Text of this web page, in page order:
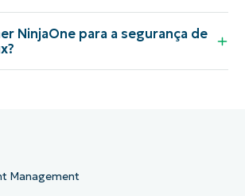
NinjaOne para a segurança de
Management